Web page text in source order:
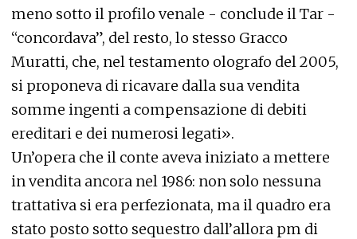
meno sotto il profilo venale - conclude il Tar -
“concordava”, del resto, lo stesso Gracco
Muratti, che, nel testamento olografo del 2005,
si proponeva di ricavare dalla sua vendita
somme ingenti a compensazione di debiti
ereditari e dei numerosi legati».
Un’opera che il conte aveva iniziato a mettere
in vendita ancora nel 1986: non solo nessuna
trattativa si era perfezionata, ma il quadro era
stato posto sotto sequestro dall’allora pm di